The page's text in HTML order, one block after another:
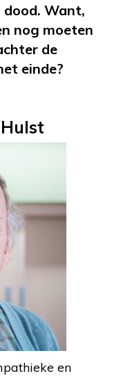
Want,
nog moeten
de
einde?
en